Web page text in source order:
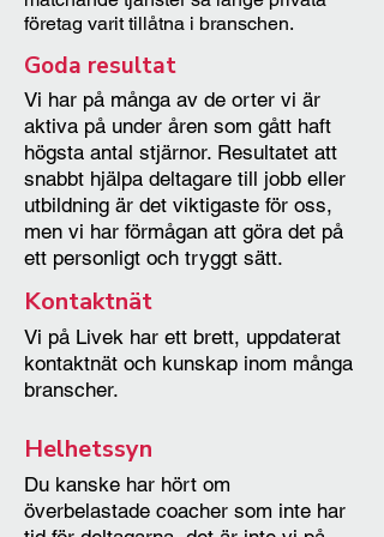
individanpassar schema och aktiviteter
och ser om det behövs  specifika
insatser, till exempel karriärvägledning.
Privata företag och icke vinstdrivande
organisationer kan ansöka om att bli
godkänd som leverantör. Ett företag
som har avtal som leverantör inom
Rusta och Matcha kan också ha
underleverantörer under samma
företagsnamn.
företag varit tillåtna i branschen.
Goda resultat
Vi har på många av de orter vi är
aktiva på under åren som gått haft
högsta antal stjärnor. Resultatet att
snabbt hjälpa deltagare till jobb eller
utbildning är det viktigaste för oss,
men vi har förmågan att göra det på
ett personligt och tryggt sätt.
Kontaktnät
Vi på Livek har ett brett, uppdaterat
kontaktnät och kunskap inom många
branscher.
Helhetssyn
Du kanske har hört om
överbelastade coacher som inte har